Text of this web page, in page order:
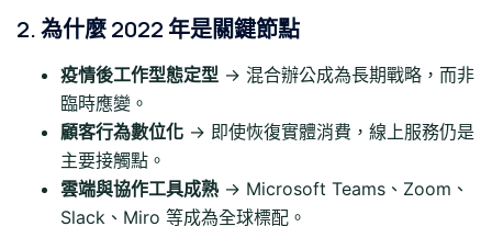
2. 為什麼 2022 年是關鍵節點
疫情後工作型態定型 → 混合辦公成為長期戰略，而非
臨時應變。
顧客行為數位化 → 即使恢復實體消費，線上服務仍是
主要接觸點。
雲端與協作工具成熟→ Microsoft Teams、Zoom、
Slack、Miro 等成為全球標配。